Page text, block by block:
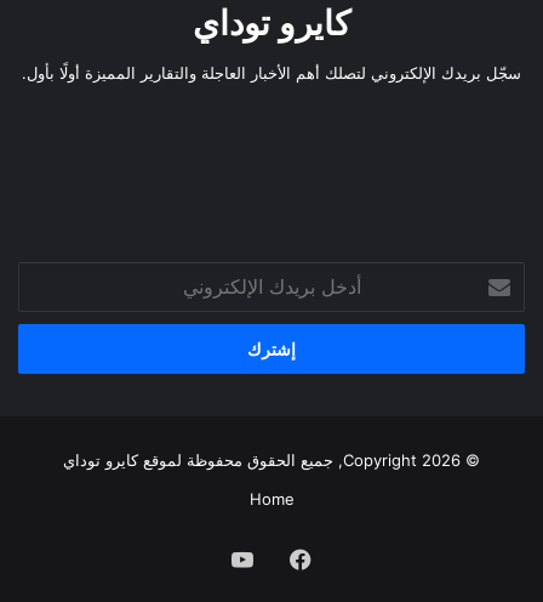
كايرو توداي
سجّل بريدك الإلكتروني لتصلك أهم الأخبار العاجلة والتقارير المميزة أولًا بأول.
بريدك
الإلكتروني
© Copyright 2026, جميع الحقوق محفوظة لموقع
كايرو توداي
Home
فيسبوك